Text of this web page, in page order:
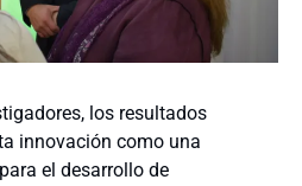
los resultados
innovación como una
el desarrollo de